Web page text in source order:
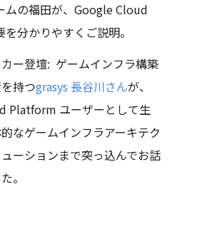
の福田が、Google Cloud
分かりやすくご説明。
ー登壇: ゲームインフラ構築
持つgrasys 長谷川さんが、
Platform ユーザーとして生
なゲームインフラアーキテク
ーションまで突っ込んでお話
。